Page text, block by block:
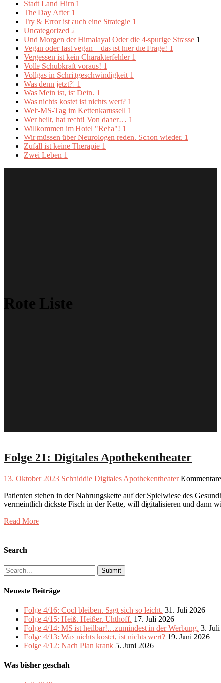
Stadt Land Hirn 1
The Day After 1
Try & Error ist auch eine Strategie 1
Uncategorized 2
Und Morgen der Himalaya! Oder die 4-spurige Strasse 1
Vegan oder fast vegan – das ist hier die Frage! 1
Vergessen ist kein Charakterfehler 1
Volle Schubkraft voraus! 1
Vollgas in Schrittgeschwindigkeit 1
Was denn jetzt?! 1
Was Mein ist, ist Dein. 1
Was nichts kostet ist nichts wert? 1
Welt-MS-Tag im Kettenkarussell 1
Wer heilt, hat recht! Von daher… 1
Willkommen im Hotel "Reha"! 1
Wir müssen über Neurologen reden. Schon wieder. 1
Zufall ist keine Therapie 1
Zwei Leben 1
Rote Liste
Folge 21: Digitales Apothekentheater
13. Oktober 2023 Schniddie Digitales Apothekentheater
Patienten stehen in der Nahrungskette auf der Spielwiese des
vermeintlich dickste Fisch in der Kette, will digitalisieren und dann
Read More
Search
Search
for:
Neueste Beiträge
Folge 4/16: Cool bleiben. Sagt sich so leicht. 31. Juli 2026
Folge 4/15: Heiß. Heißer. Uhthoff. 17. Juli 2026
Folge 4/14: MS ist heilbar!…zumindest in der Werbung. 3.
Folge 4/13: Was nichts kostet, ist nichts wert? 19. Juni 2026
Folge 4/12: Nach Plan krank 5. Juni 2026
Was bisher geschah